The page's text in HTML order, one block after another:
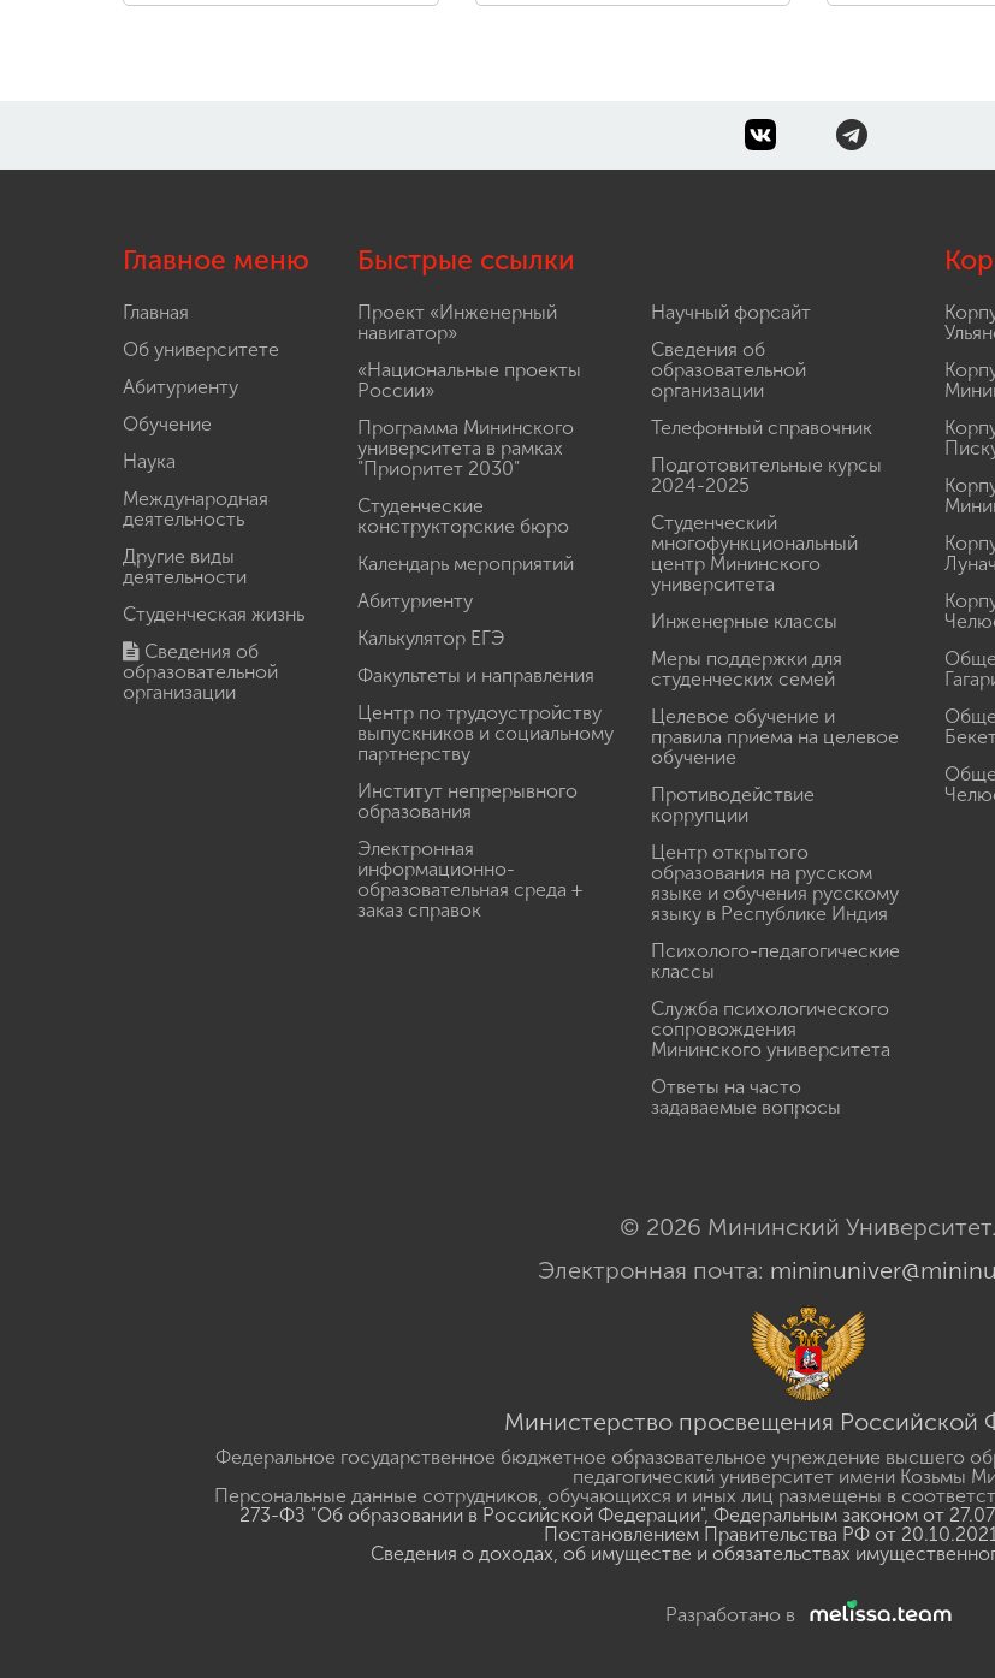
Главное меню
Главная
Об университете
Абитуриенту
Обучение
Наука
Международная
деятельность
Другие виды
деятельности
Студенческая жизнь
Сведения об
образовательной
организации
Быстрые ссылки
Проект «Инженерный
навигатор»
«Национальные проекты
России»
Программа Мининского
университета в рамках
"Приоритет 2030"
Студенческие
конструкторские бюро
Календарь мероприятий
Абитуриенту
Калькулятор ЕГЭ
Факультеты и направления
Центр по трудоустройству
выпускников и социальному
партнерству
Институт непрерывного
образования
Электронная
информационно-
образовательная среда +
заказ справок
Научный форсайт
Сведения об
образовательной
организации
Телефонный справочник
Подготовительные курсы
2024-2025
Студенческий
многофункциональный
центр Мининского
университета
Инженерные классы
Меры поддержки для
студенческих семей
Целевое обучение и
правила приема на целевое
обучение
Противодействие
коррупции
Центр открытого
образования на русском
языке и обучения русскому
языку в Республике Индия
Психолого-педагогические
классы
Служба психологического
сопровождения
Мининского университета
Ответы на часто
задаваемые вопросы
© 2026 Мининский Университет.
Электронная почта:
Министерство просвещения Российской
Федеральное государственное бюджетное образовательное учреждение высшего
педагогический университет имени Козьмы
Персональные данные сотрудников, обучающихся и иных лиц размещены в
273-ФЗ "Об образовании в Российской Федерации", Федеральным законом от
Постановлением Правительства РФ от
Сведения о доходах, об имуществе и обязательствах
Разработано в